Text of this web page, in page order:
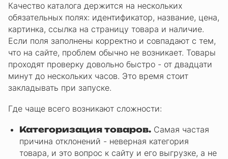
Качество каталога держится на нескольких
обязательных полях: идентификатор, название, цена,
картинка, ссылка на страницу товара и наличие.
Если поля заполнены корректно и совпадают с тем,
что на сайте, проблем обычно не возникает. Товары
проходят проверку довольно быстро - от двадцати
минут до нескольких часов. Это время стоит
закладывать при запуске.
Где чаще всего возникают сложности:
Категоризация товаров. Самая частая
причина отклонений - неверная категория
товара, и это вопрос к сайту и его выгрузке, а не